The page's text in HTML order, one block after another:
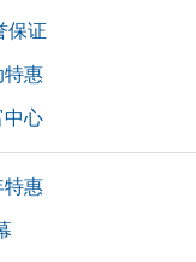
保证
特惠
中心
特惠